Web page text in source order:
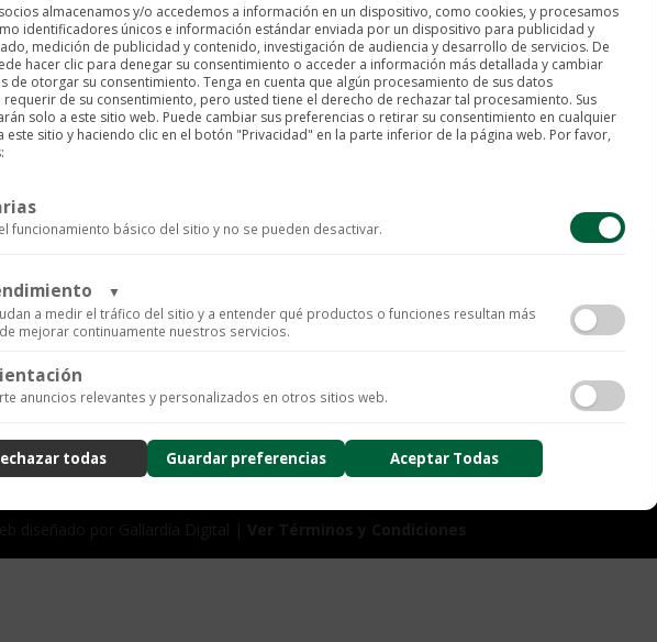
AG Collection
1 disponibles
Pulsera
con
Añadir al carrito
SKU:P0001377 ,Para Ellas
almacenamos y/o accedemos a información en un dispositivo, como cookies, y procesamos
identificadores únicos e información estándar enviada por un dispositivo para publicidad y
medición de publicidad y contenido, investigación de audiencia y desarrollo de servicios. De
hacer clic para denegar su consentimiento o acceder a información más detallada y cambiar
de otorgar su consentimiento. Tenga en cuenta que algún procesamiento de sus datos
de su consentimiento, pero usted tiene el derecho de rechazar tal procesamiento. Sus
solo a este sitio web. Puede cambiar sus preferencias o retirar su consentimiento en cualquier
este sitio y haciendo clic en el botón "Privacidad" en la parte inferior de la página web. Por favor,
funcionamiento básico del sitio y no se pueden desactivar.
▼
a medir el tráfico del sitio y a entender qué productos o funciones resultan más
mejorar continuamente nuestros servicios.
para recopilar datos de uso anónimos, lo que nos permite analizar el rendimiento de nuestro contenido y las
de la experiencia del usuario (UX), incluyendo mapas de calor, análisis de zona, grabaciones de sesión
anuncios relevantes y personalizados en otros sitios web.
todas Guardar preferencias Aceptar Todas